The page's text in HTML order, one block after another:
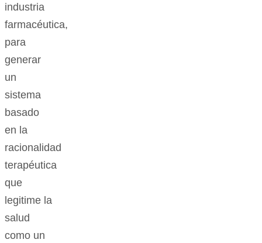
industria
farmacéutica,
para
generar
un
sistema
basado
en la
racionalidad
terapéutica
que
legitime la
salud
como un